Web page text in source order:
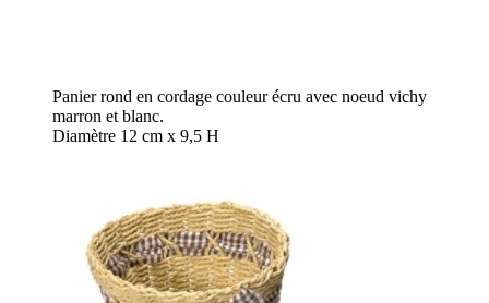
Panier rond en cordage couleur écru avec noeud vichy
marron et blanc.
Diamètre 12 cm x 9,5 H